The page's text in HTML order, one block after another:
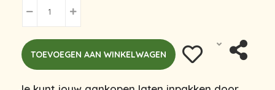
TOEVOEGEN AAN WINKELWAGEN